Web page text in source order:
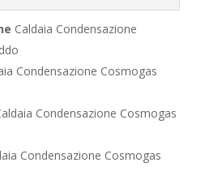
Caldaia Condensazione
Condensazione Cosmogas
Condensazione Cosmogas
Condensazione Cosmogas